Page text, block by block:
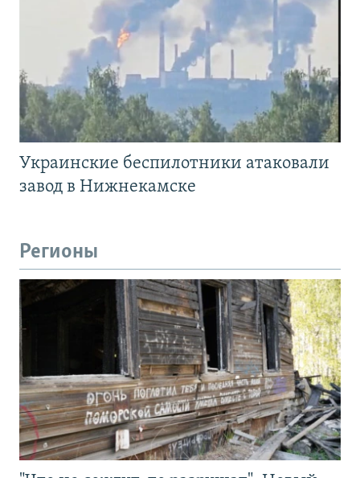
Украинские беспилотники атаковали
завод в Нижнекамске
Регионы